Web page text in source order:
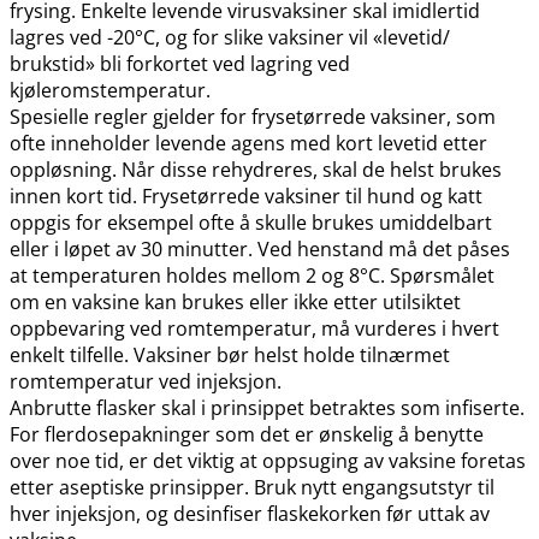
frysing. Enkelte levende virusvaksiner skal imidlertid
lagres ved -20°C, og for slike vaksiner vil «levetid​/​
brukstid» bli forkortet ved lagring ved
kjøleromstemperatur.
Spesielle regler gjelder for frysetørrede vaksiner, som
ofte inneholder levende agens med kort levetid etter
oppløsning. Når disse rehydreres, skal de helst brukes
innen kort tid. Frysetørrede vaksiner til hund og katt
oppgis for eksempel ofte å skulle brukes umiddelbart
eller i løpet av 30 minutter. Ved henstand må det påses
at temperaturen holdes mellom 2 og 8°C. Spørsmålet
om en vaksine kan brukes eller ikke etter utilsiktet
oppbevaring ved romtemperatur, må vurderes i hvert
enkelt tilfelle. Vaksiner bør helst holde tilnærmet
romtemperatur ved injeksjon.
Anbrutte flasker skal i prinsippet betraktes som infiserte.
For flerdosepakninger som det er ønskelig å benytte
over noe tid, er det viktig at oppsuging av vaksine foretas
etter aseptiske prinsipper. Bruk nytt engangsutstyr til
hver injeksjon, og desinfiser flaskekorken før uttak av